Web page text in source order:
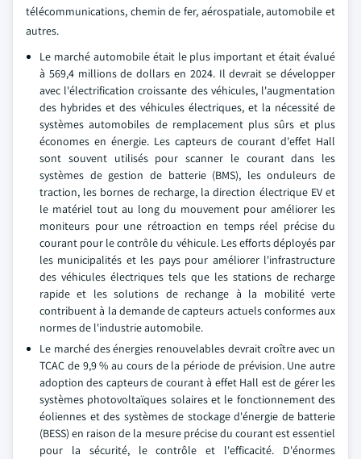
télécommunications, chemin de fer, aérospatiale, automobile et
autres.
Le marché automobile était le plus important et était évalué
à 569,4 millions de dollars en 2024. Il devrait se développer
avec l'électrification croissante des véhicules, l'augmentation
des hybrides et des véhicules électriques, et la nécessité de
systèmes automobiles de remplacement plus sûrs et plus
économes en énergie. Les capteurs de courant d'effet Hall
sont souvent utilisés pour scanner le courant dans les
systèmes de gestion de batterie (BMS), les onduleurs de
traction, les bornes de recharge, la direction électrique EV et
le matériel tout au long du mouvement pour améliorer les
moniteurs pour une rétroaction en temps réel précise du
courant pour le contrôle du véhicule. Les efforts déployés par
les municipalités et les pays pour améliorer l'infrastructure
des véhicules électriques tels que les stations de recharge
rapide et les solutions de rechange à la mobilité verte
contribuent à la demande de capteurs actuels conformes aux
normes de l'industrie automobile.
Le marché des énergies renouvelables devrait croître avec un
TCAC de 9,9 % au cours de la période de prévision. Une autre
adoption des capteurs de courant à effet Hall est de gérer les
systèmes photovoltaïques solaires et le fonctionnement des
éoliennes et des systèmes de stockage d'énergie de batterie
(BESS) en raison de la mesure précise du courant est essentiel
pour la sécurité, le contrôle et l'efficacité. D'énormes